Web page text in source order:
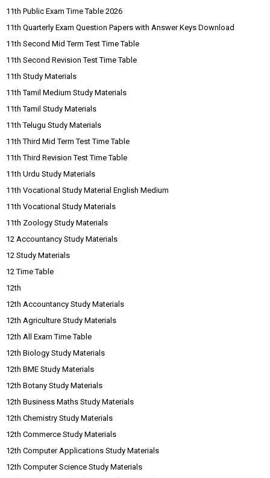
11th Public Exam Time Table 2026
11th Quarterly Exam Question Papers with Answer Keys Download
11th Second Mid Term Test Time Table
11th Second Revision Test Time Table
11th Study Materials
11th Tamil Medium Study Materials
11th Tamil Study Materials
11th Telugu Study Materials
11th Third Mid Term Test Time Table
11th Third Revision Test Time Table
11th Urdu Study Materials
11th Vocational Study Material English Medium
11th Vocational Study Materials
11th Zoology Study Materials
12 Accountancy Study Materials
12 Study Materials
12 Time Table
12th
12th Accountancy Study Materials
12th Agriculture Study Materials
12th All Exam Time Table
12th Biology Study Materials
12th BME Study Materials
12th Botany Study Materials
12th Business Maths Study Materials
12th Chemistry Study Materials
12th Commerce Study Materials
12th Computer Applications Study Materials
12th Computer Science Study Materials